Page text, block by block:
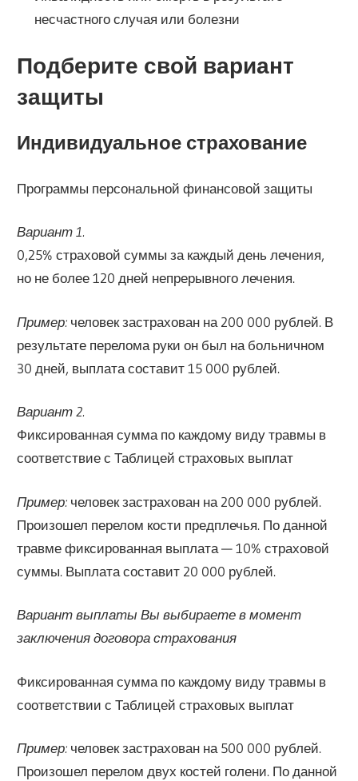
несчастного случая или болезни
Подберите свой вариант
защиты
Индивидуальное страхование
Программы персональной финансовой защиты
Вариант 1.
0,25% страховой суммы за каждый день лечения,
но не более 120 дней непрерывного лечения.
Пример: человек застрахован на 200 000 рублей. В
результате перелома руки он был на больничном
30 дней, выплата составит 15 000 рублей.
Вариант 2.
Фиксированная сумма по каждому виду травмы в
соответствие с Таблицей страховых выплат
Пример: человек застрахован на 200 000 рублей.
Произошел перелом кости предплечья. По данной
травме фиксированная выплата — 10% страховой
суммы. Выплата составит 20 000 рублей.
Вариант выплаты Вы выбираете в момент
заключения договора страхования
Фиксированная сумма по каждому виду травмы в
соответствии с Таблицей страховых выплат
Пример: человек застрахован на 500 000 рублей.
Произошел перелом двух костей голени. По данной